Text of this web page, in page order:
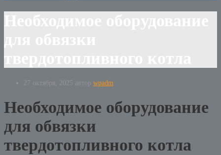
27 октября, 2025 автор wpadm
Необходимое оборудование
для обвязки
твердотопливного котла